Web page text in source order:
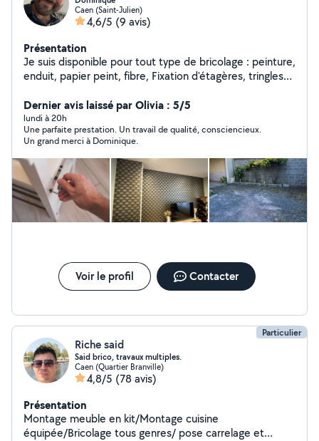
Caen (Saint-Julien)
4,6/5 (9 avis)
Présentation
Je suis disponible pour tout type de bricolage : peinture,
enduit, papier peint, fibre, Fixation d'étagères, tringles
avant travaux pour cuisine ou salle de bain entretien de
jardin, tonte de pelouse.. Changement de boîte aux
lettres etc
Dernier avis laissé par Olivia : 5/5
lundi à 20h
Une parfaite prestation. Un travail de qualité, consciencieux.
Un grand merci à Dominique.
Voir le profil Contacter
Particulier
Riche said
Said brico, travaux multiples.
Caen (Quartier Branville)
4,8/5 (78 avis)
Présentation
Montage meuble en kit/Montage cuisine
équipée/Bricolage tous genres/ pose carrelage et